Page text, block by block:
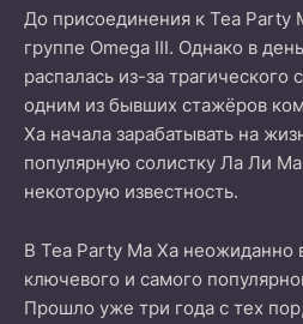
До присоединения к Tea Party
группе Omega III. Однако в
распалась из-за трагического
одним из бывших стажёров
Ха начала зарабатывать на
популярную солистку Ла Ли
некоторую известность.
В Tea Party Ма Ха неожиданно
ключевого и самого
Прошло уже три года с тех